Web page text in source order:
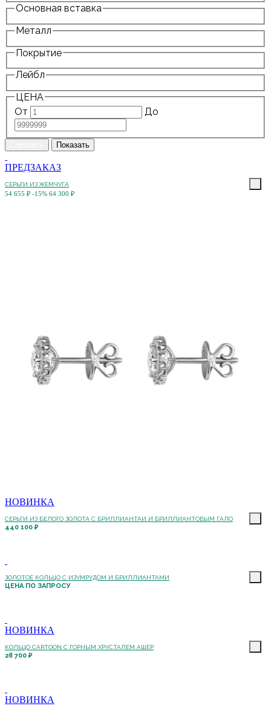
Основная вставка
Металл
Покрытие
Лейбл
ЦЕНА
От
До
ПРЕДЗАКАЗ
СЕРЬГИ ИЗ ЖЕМЧУГА
54 655 ₽ -15% 64 300 ₽
НОВИНКА
СЕРЬГИ ИЗ БЕЛОГО ЗОЛОТА С БРИЛЛИАНТАИ И БРИЛЛИАНТОВЫМ ГАЛО
440 100 ₽
ЗОЛОТОЕ КОЛЬЦО С ИЗУМРУДОМ И БРИЛЛИАНТАМИ
ЦЕНА ПО ЗАПРОСУ
НОВИНКА
КОЛЬЦО CARTOON C ГОРНЫМ ХРУСТАЛЕМ АШЕР
28 700 ₽
НОВИНКА